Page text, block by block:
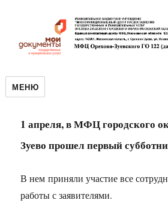
МЕНЮ
1 апреля, в МФЦ городского
Зуево прошел первый
В нем приняли участие все
работы с заявителями.